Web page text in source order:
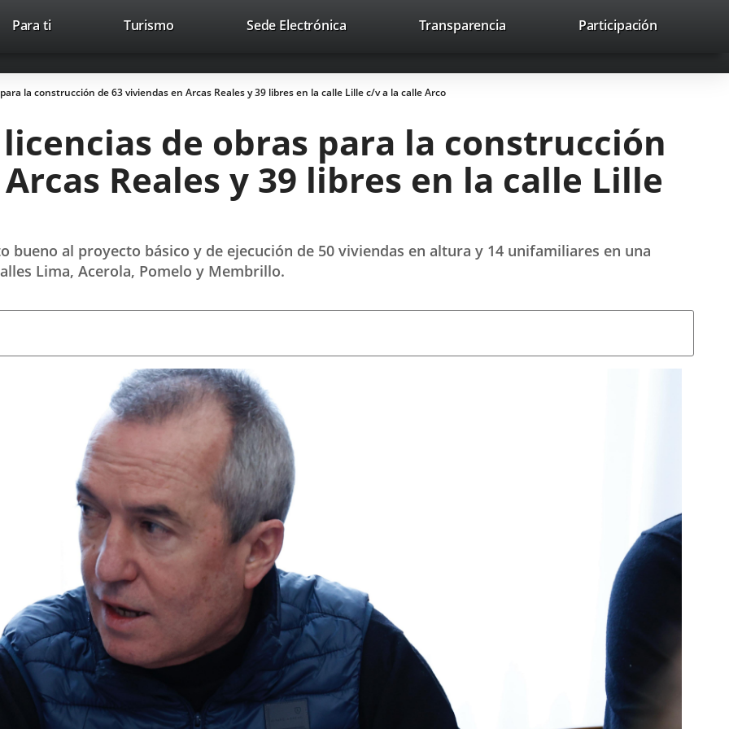
Trabaja con nosotros Contacto avaHeaderSocial
Enlace
una
aplicación
Enlace
una
Enlace
una
Recherche
Para ti TurismoEste
abrirá
en
ventana
nueva.
Sede ElectrónicaEnlace
aplicación
externa.
Transparencia Participación
la construcción de 63 viviendas en Arcas Reales y 39 libres en la calle Lille c/v a la calle Arco
de obras para la construcción
Reales y 39 libres en la calle Lille
bueno al proyecto básico y de ejecución de 50 viviendas en altura y 14 unifamiliares en una
Lima, Acerola, Pomelo y Membrillo.